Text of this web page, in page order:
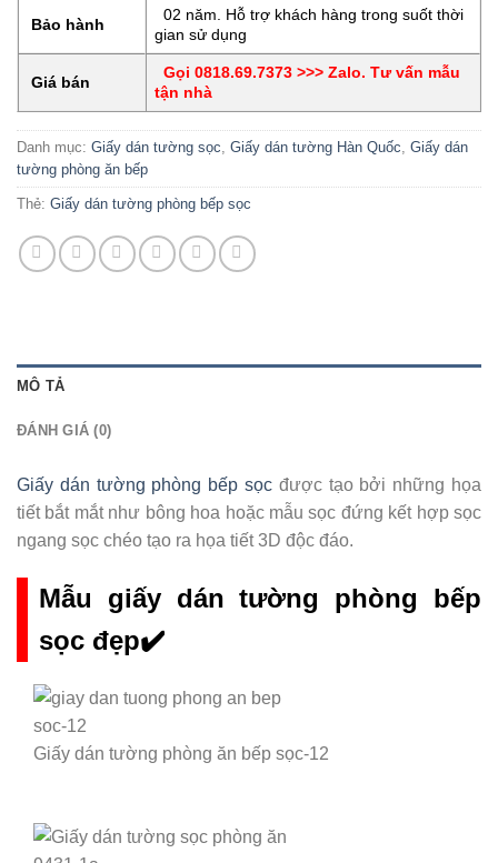
Bảo hành
02 năm. Hỗ trợ khách hàng trong suốt thời
gian sử dụng
Giá bán
Gọi 0818.69.7373 >>> Zalo. Tư vấn mẫu
tận nhà
Danh mục: Giấy dán tường sọc Giấy dán tường Hàn Quốc Giấy dán
tường phòng ăn bếp
Thẻ: Giấy dán tường phòng bếp sọc
MÔ TẢ
ĐÁNH GIÁ (0)
Giấy dán tường phòng bếp sọc được tạo bởi những họa
tiết bắt mắt như bông hoa hoặc mẫu sọc đứng kết hợp sọc
ngang sọc chéo tạo ra họa tiết 3D độc đáo.
Mẫu giấy dán tường phòng bếp
sọc đẹp✔️
Giấy dán tường phòng ăn bếp sọc-12